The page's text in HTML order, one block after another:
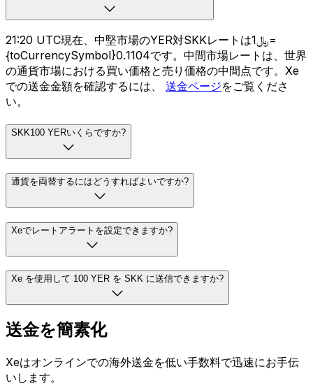
21:20 UTC現在、中堅市場のYER対SKKレートは﷼1=
{toCurrencySymbol}0.1104です。中間市場レートは、世界
の通貨市場における買い価格と売り価格の中間点です。Xe
での送金金額を確認するには、 送金ページをご覧くださ
い。
SKK100 YERいくらですか?
通貨を両替するにはどうすればよいですか?
Xeでレートアラートを設定できますか?
Xe を使用して 100 YER を SKK に送信できますか?
送金を簡素化
Xeはオンラインでの海外送金を低い手数料で迅速にお手伝
いします。